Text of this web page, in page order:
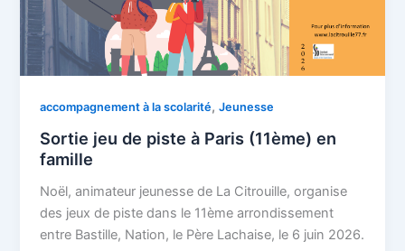
accompagnement à la scolarité,Jeunesse
Sortie jeu de piste à Paris (11ème) en
famille
Noël, animateur jeunesse de La Citrouille, organise
des jeux de piste dans le 11ème arrondissement
entre Bastille, Nation, le Père Lachaise, le 6 juin 2026.